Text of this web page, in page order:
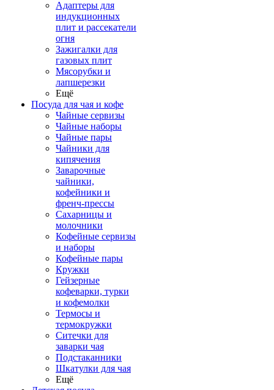
Адаптеры для
индукционных
плит и рассекатели
огня
Зажигалки для
газовых плит
Мясорубки и
лапшерезки
Ещё
Посуда для чая и кофе
Чайные сервизы
Чайные наборы
Чайные пары
Чайники для
кипячения
Заварочные
чайники,
кофейники и
френч-прессы
Сахарницы и
молочники
Кофейные сервизы
и наборы
Кофейные пары
Кружки
Гейзерные
кофеварки, турки
и кофемолки
Термосы и
термокружки
Ситечки для
заварки чая
Подстаканники
Шкатулки для чая
Ещё